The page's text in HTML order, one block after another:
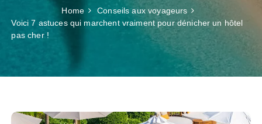
Home
Conseils aux voyageurs
Voici 7 astuces qui marchent vraiment pour dénicher un hôtel
pas cher !